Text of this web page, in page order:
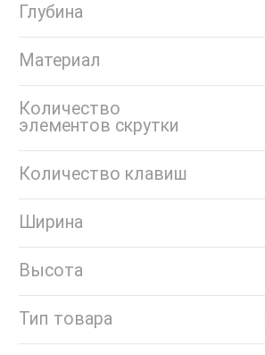
Глубина
Материал
Количество
элементов скрутки
Количество клавиш
Ширина
Высота
Тип товара